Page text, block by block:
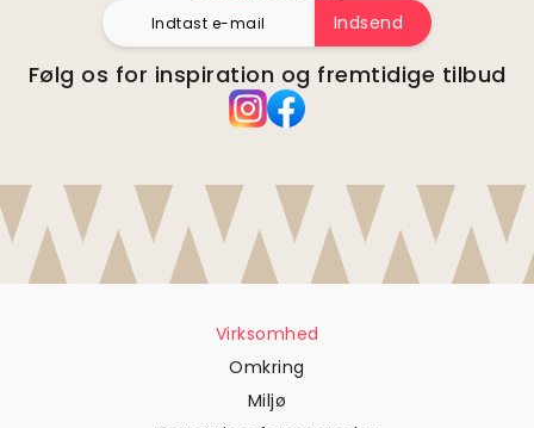
Indsend
Følg os for inspiration og fremtidige tilbud
Virksomhed
Omkring
Miljø